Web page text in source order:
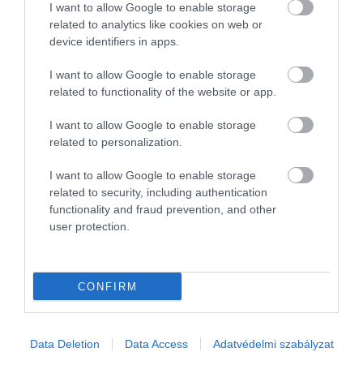
I want to allow Google to enable storage
related to analytics like cookies on web or
device identifiers in apps.
I want to allow Google to enable storage
related to functionality of the website or app.
I want to allow Google to enable storage
related to personalization.
I want to allow Google to enable storage
related to security, including authentication
functionality and fraud prevention, and other
user protection.
CONFIRM
Data Deletion Data Access Adatvédelmi szabályzat
NYUGDÍJ
Tévhitek, amivel tönkreteheted a saját nyugdíjadat
Sokan hajlamosak struccpolitikát folytatni, ha az időskori
pénzügyekről van szó, ám a „fiatal vagyok még” és az „úgysem
anyagi csődhöz.